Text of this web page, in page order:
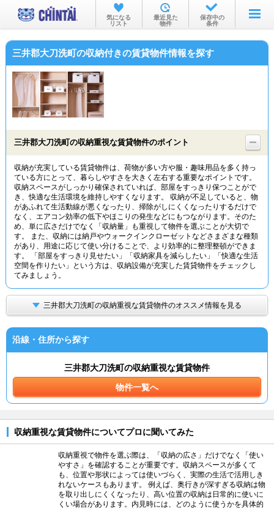
お部屋を探す
沿線・駅から
物件特集から
TOP
気になる
リスト
最近見た
物件
保存中の
条件
三井郡大刀洗町の収納付きの賃貸物件情報を探す
三井郡大刀洗町の収納重視な賃貸物件のポイント
収納が充実している賃貸物件は、荷物が多い方や服・趣味用品を多く持っ
ている方にとって、暮らしやすさを大きく左右する重要なポイントです。
収納スペースがしっかり確保されていれば、部屋をすっきり保つことがで
き、快適な生活環境を維持しやすくなります。 収納が不足していると、物
があふれて生活動線が悪くなったり、掃除がしにくくなったりするだけで
なく、エアコン効率の低下やほこりの発生などにもつながります。そのた
め、単に広さだけでなく「収納量」も重視して物件を選ぶことが大切で
す。 また、収納には納戸やウォークインクローゼットなどさまざまな種類
があり、用途に応じて使い分けることで、より効率的に整理整頓ができま
す。 「部屋をすっきり見せたい」「収納家具を減らしたい」「快適な生活
空間を作りたい」という方は、収納設備が充実した賃貸物件をチェックし
てみましょう。
三井郡大刀洗町の収納重視な賃貸物件のオススメ情報を見る
沿線・住所から探す
三井郡大刀洗町の収納重視な賃貸物件
物件一覧へ
収納重視な賃貸物件についてプロに聞いてみた
収納重視で物件を選ぶ際は、「収納の広さ」だけでなく「使い
やすさ」を確認することが重要です。収納スペースが多くて
も、位置や形状によっては使いづらく、実際の生活で活用しき
れないケースもあります。 例えば、奥行きが深すぎる収納は物
を取り出しにくくなったり、高い位置の収納は日常的に使いに
くい場合があります。内見時には、どのように使うかを具体的